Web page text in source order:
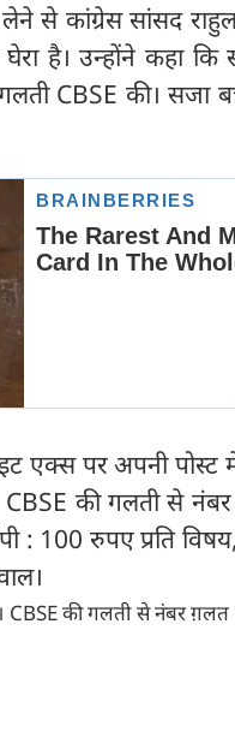
से कांग्रेस सांसद
है। उन्होंने कहा
CBSE की। सजा
एक्स पर अपनी
की गलती से
: 100 रुपए प्रति
की गलती से नंबर